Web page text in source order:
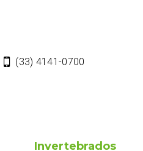
(33) 4141-0700
Invertebrados